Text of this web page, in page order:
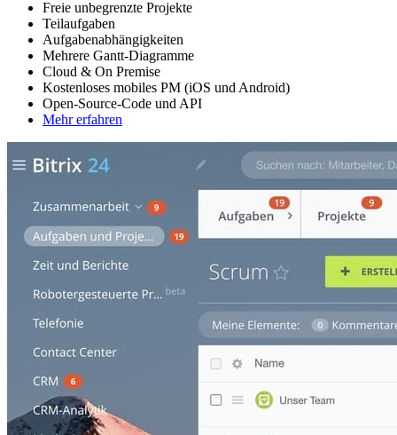
Freie unbegrenzte Projekte
Teilaufgaben
Aufgabenabhängigkeiten
Mehrere Gantt-Diagramme
Cloud & On Premise
Kostenloses mobiles PM (iOS und Android)
Open-Source-Code und API
Mehr erfahren